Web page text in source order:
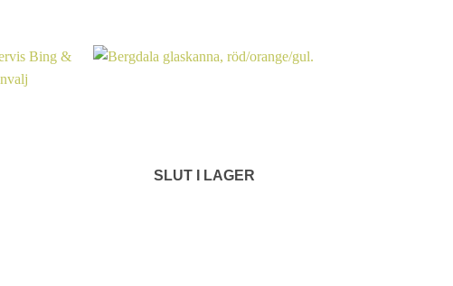
SLUT I LAGER